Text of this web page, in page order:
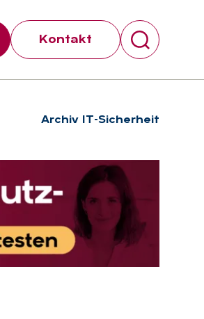
Kontakt
Archiv IT-Sicherheit